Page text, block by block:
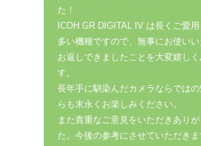
た！
ICOH GR DIGITAL IV は長くご愛
多い機種ですので、無事にお使い
お返しできましたことを大変嬉し
す。
長年手に馴染んだカメラならでは
らも末永くお楽しみください。
また貴重なご意見をいただきあり
た。今後の参考にさせていただき